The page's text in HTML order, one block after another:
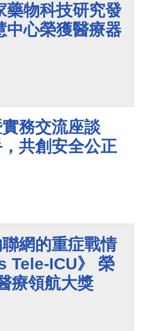
藥物科技研究發
中心榮獲醫療器
實務交流座談
共創安全公正
聯網的重症戰情
Tele-ICU》 榮
療領航大獎